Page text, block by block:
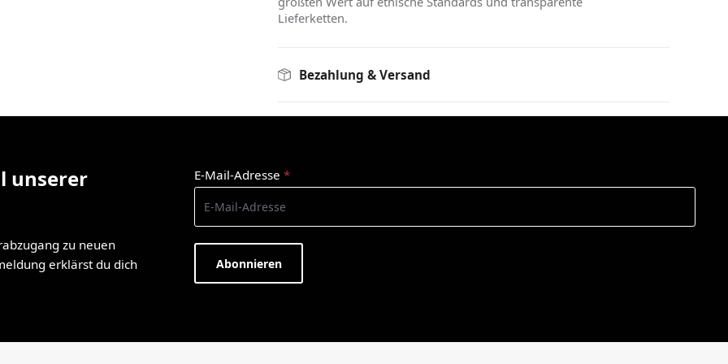
Lieferketten.
Bezahlung & Versand
unserer
zu neuen
erklärst du dich
E-Mail-Adresse *
Abonnieren